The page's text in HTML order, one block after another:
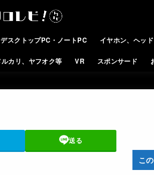
デスクトップPC・ノートPC イヤホン、ヘッ
ルカリ、ヤフオク等 VR スポンサード
送る
こ